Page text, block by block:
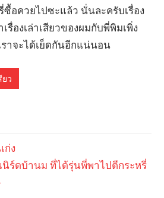
ซื้อควยไปซะแล้ว นั่นละครับเรื่อง
รื่องเล่าเสียวของผมกับพี่พิมเพิ่ง
ราจะได้เย็ดกันอีกแน่นอน
ยว
ก่ง
นิร์ดบ้านม ที่ได้รุ่นพี่พาไปตีกระหรี่